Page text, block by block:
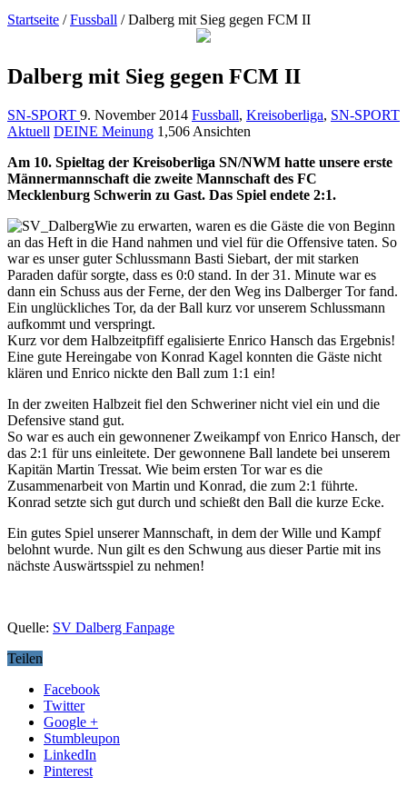
Startseite / Fussball / Dalberg mit Sieg gegen FCM II
Dalberg mit Sieg gegen FCM II
SN-SPORT 9. November 2014 Fussball, Kreisoberliga, SN-SPORT
Aktuell DEINE Meinung 1,506 Ansichten
Am 10. Spieltag der Kreisoberliga SN/NWM hatte unsere erste
Männermannschaft die zweite Mannschaft des FC
Mecklenburg Schwerin zu Gast. Das Spiel endete 2:1.
Wie zu erwarten, waren es die Gäste die von Beginn
an das Heft in die Hand nahmen und viel für die Offensive taten. So
war es unser guter Schlussmann Basti Siebart, der mit starken
Paraden dafür sorgte, dass es 0:0 stand. In der 31. Minute war es
dann ein Schuss aus der Ferne, der den Weg ins Dalberger Tor fand.
Ein unglückliches Tor, da der Ball kurz vor unserem Schlussmann
aufkommt und verspringt.
Kurz vor dem Halbzeitpfiff egalisierte Enrico Hansch das Ergebnis!
Eine gute Hereingabe von Konrad Kagel konnten die Gäste nicht
klären und Enrico nickte den Ball zum 1:1 ein!
In der zweiten Halbzeit fiel den Schweriner nicht viel ein und die
Defensive stand gut.
So war es auch ein gewonnener Zweikampf von Enrico Hansch, der
das 2:1 für uns einleitete. Der gewonnene Ball landete bei unserem
Kapitän Martin Tressat. Wie beim ersten Tor war es die
Zusammenarbeit von Martin und Konrad, die zum 2:1 führte.
Konrad setzte sich gut durch und schießt den Ball die kurze Ecke.
Ein gutes Spiel unserer Mannschaft, in dem der Wille und Kampf
belohnt wurde. Nun gilt es den Schwung aus dieser Partie mit ins
nächste Auswärtsspiel zu nehmen!
Quelle: SV Dalberg Fanpage
Teilen
Facebook
Twitter
Google +
Stumbleupon
LinkedIn
Pinterest